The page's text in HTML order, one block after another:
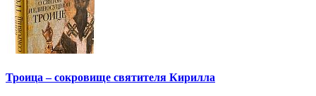
Троица – сокровище святителя Кирилла